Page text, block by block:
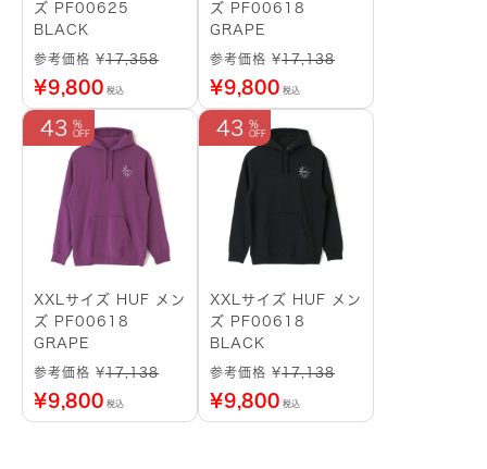
ズ PF00625
BLACK
参考価格 ¥17,358
¥9,800 税込
ズ PF00618
GRAPE
参考価格 ¥17,138
¥9,800 税込
43
XXLサイズ HUF メン
ズ PF00618
GRAPE
参考価格 ¥17,138
¥9,800 税込
43
XXLサイズ HUF メン
ズ PF00618
BLACK
参考価格 ¥17,138
¥9,800 税込